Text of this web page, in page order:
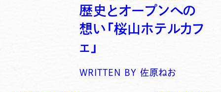
歴史とオープンへの
想い「桜山ホテルカフ
ェ」
WRITTEN BY 佐原ねお